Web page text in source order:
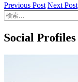
Previous Post Next Post
検
Social Profiles